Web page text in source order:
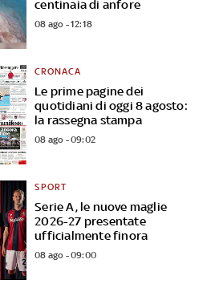
centinaia di anfore
08 ago - 12:18
Le prime pagine dei
quotidiani di oggi 8 agosto:
la rassegna stampa
CRONACA
08 ago - 09:02
Serie A, le nuove maglie
2026-27 presentate
ufficialmente finora
SPORT
08 ago - 09:00